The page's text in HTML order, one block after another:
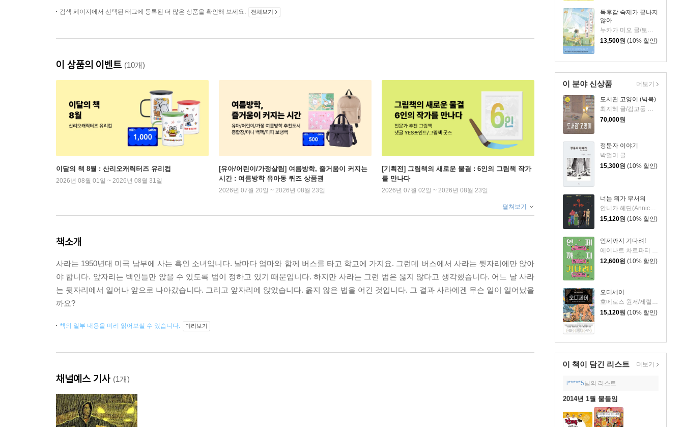
독후감 숙제가 끝나지
않아
누카가 미오 글/토티 그림/김지영 역
13,500원 (10% 할인)
이 분야 신상품
도서관 고양이 (빅북)
최지혜 글/김고둥 그림
70,000원
정문자 이야기
박멀미 글
15,300원 (10% 할인)
너는 뭐가 무서워
안니카 헤딘(Annica Hedin) 글/한나 클린타게 (Hanna Klinthage) 그림
15,120원 (10% 할인)
언제까지 기다려!
에이나트 차르파티 글그림/정재원 역
12,600원 (10% 할인)
오디세이
15,120원 (10% 할인)
더보기
이 책이 담긴 리스트 더보기
l*****5님의 리스트
2014년 1월 물들임
검색 페이지에서 선택된 태그에 등록된 더 많은 상품을 확인해 보세요. 전체보기
이 상품의 이벤트 (10개)
이달의 책 8월 : 산리오캐릭터즈 유리컵
2026년 08월 01일 ~ 2026년 08월 31일
[유아/어린이/가정살림] 여름방학, 줄거움이 커지는
시간 : 여름방학 유아동 퀴즈 상품권
2026년 07월 20일 ~ 2026년 08월 23일
[기획전] 그림책의 새로운 물결 : 6인의 그림책 작가
를 만나다
2026년 07월 02일 ~ 2026년 08월 23일
펼쳐보기
책소개
사라는 1950년대 미국 남부에 사는 흑인 소녀입니다. 날마다 엄마와 함께 버스를 타고 학교에 가지요. 그런데 버스에서 사라는 뒷자리에만 앉아
야 합니다. 앞자리는 백인들만 앉을 수 있도록 법이 정하고 있기 때문입니다. 하지만 사라는 그런 법은 옳지 않다고 생각했습니다. 어느 날 사라
는 뒷자리에서 일어나 앞으로 나아갔습니다. 그리고 앞자리에 앉았습니다. 옳지 않은 법을 어긴 것입니다. 그 결과 사라에겐 무슨 일이 일어났을
까요?
책의 일부 내용을 미리 읽어보실 수 있습니다. 미리보기
채널예스 기사 (1개)